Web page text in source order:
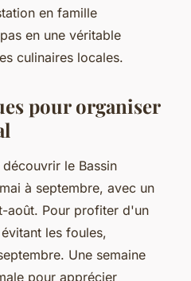
en famille
en une véritable
culinaires locales.
pour organiser
le Bassin
à septembre, avec un
août. Pour profiter d'un
les foules,
Une semaine
pour apprécier